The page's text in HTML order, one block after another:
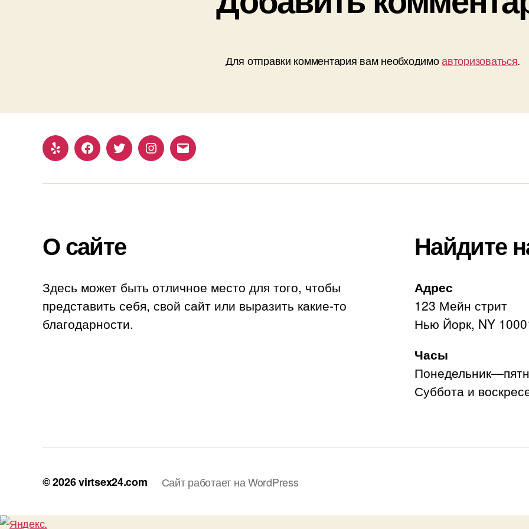
Для отправки комментария вам необходимоавторизоваться.
Yelp FacebookTwitterInstagram
Email
О сайте
Здесь может быть отличное место для того, чтобы
представить себя, свой сайт или выразить какие-то
благодарности.
Найдите
Адрес
123 Мейн стрит
Нью Йорк, NY
Часы
Суббота и
© 2026virtsex24.com Сайт работает на WordPress